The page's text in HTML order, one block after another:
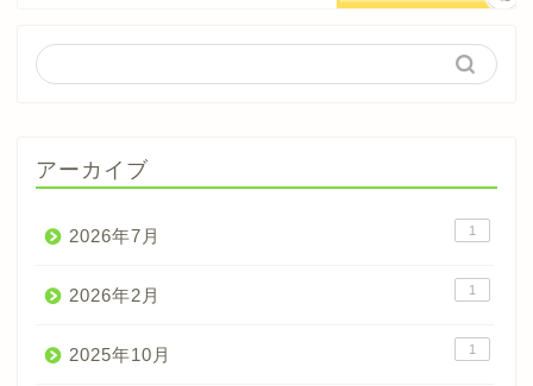
アーカイブ
2026年7月 1
2026年2月 1
2025年10月 1